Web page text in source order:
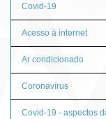
Covid-19
Acesso à internet
Ar condicionado
Coronavírus
Covid-19 - aspectos